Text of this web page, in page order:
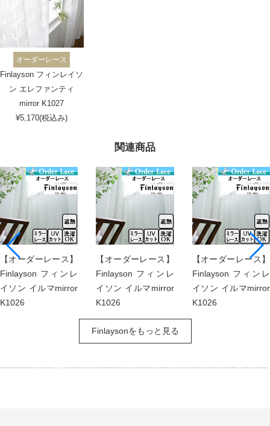
関連商品
【オーダーレース】
Finlayson フィンレ
イソン イルマmirror
K1026
【オーダーレース】
Finlayson フィンレ
イソン イルマmirror
K1026
【オーダーレース】
Finlayson フィンレ
イソン イルマmirror
K1026
Finlaysonをもっと見る
オーダーレース
Finlayson フィンレイソ
ン エレファンティ
mirror K1027
¥5,170(税込み)